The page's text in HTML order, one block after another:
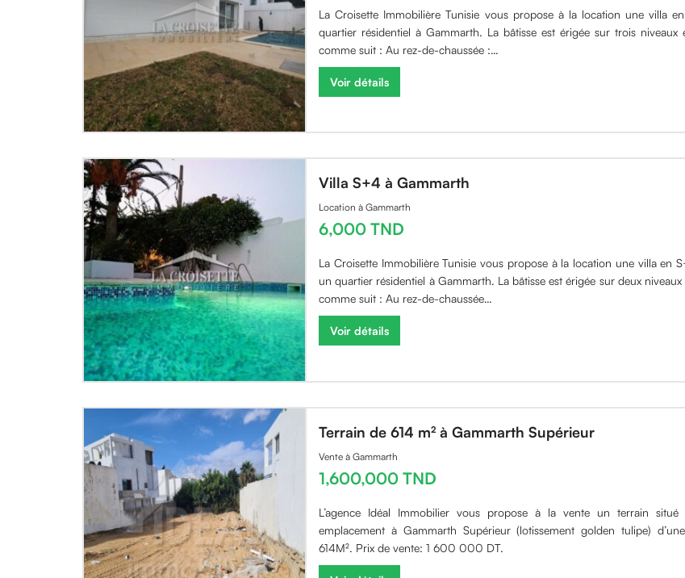
La Croisette Immobilière Tunisie vous propose à la location une villa
quartier résidentiel à Gammarth. La bâtisse est érigée sur trois niveaux
comme suit : Au rez-de-chaussée :…
Voir détails
Villa S+4 à Gammarth
Location à Gammarth
6,000 TND
La Croisette Immobilière Tunisie vous propose à la location une villa en
un quartier résidentiel à Gammarth. La bâtisse est érigée sur deux
comme suit : Au rez-de-chaussée…
Voir détails
Terrain de 614 m² à Gammarth Supérieur
Vente à Gammarth
1,600,000 TND
L’agence Idéal Immobilier vous propose à la vente un terrain
emplacement à Gammarth Supérieur (lotissement golden tulipe)
614M². Prix de vente: 1 600 000 DT.